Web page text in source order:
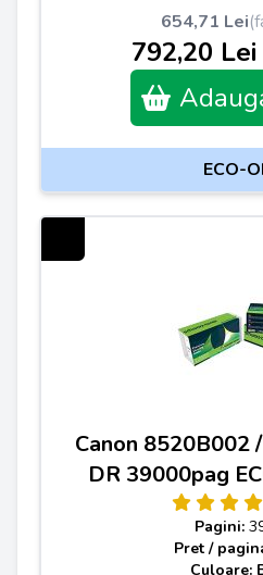
654,71 Lei
792,20 Lei
ECO-
Canon 8520B002
DR 39000pag
Pagini:
Pret /
Culoare: